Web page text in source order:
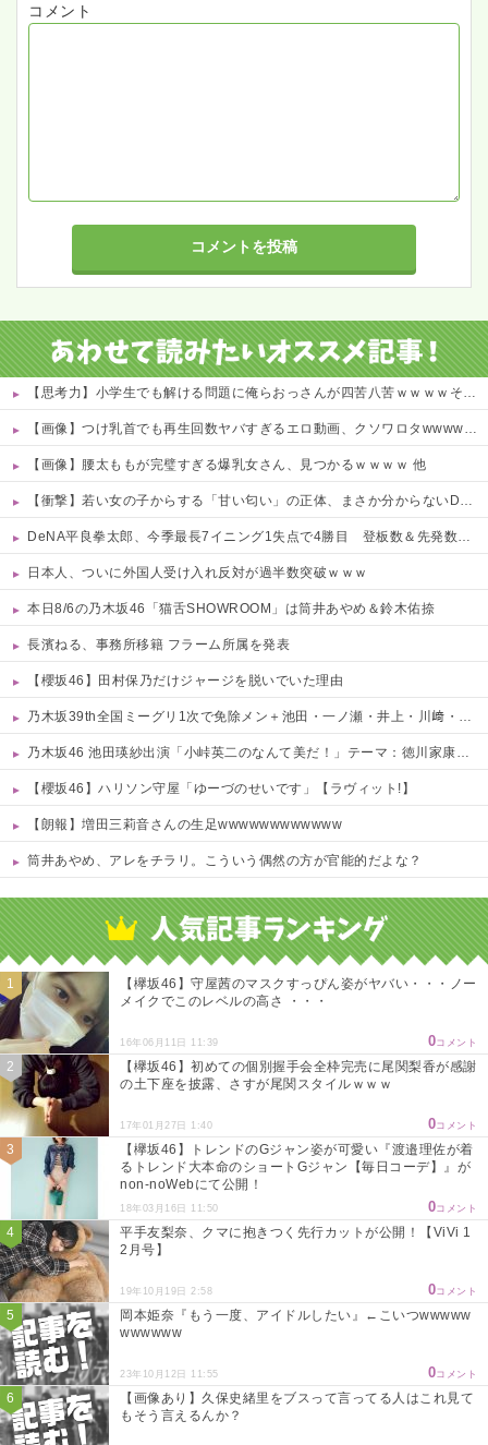
コメント
【思考力】小学生でも解ける問題に俺らおっさんが四苦八苦ｗｗｗｗその答えは？ｗ 他
【画像】つけ乳首でも再生回数ヤバすぎるエロ動画、クソワロタwwww 他
【画像】腰太ももが完璧すぎる爆乳女さん、見つかるｗｗｗｗ 他
【衝撃】若い女の子からする「甘い匂い」の正体、まさか分からないDTなんておらんよな？よな？w w w w w w w w w w w
DeNA平良拳太郎、今季最長7イニング1失点で4勝目 登板数＆先発数も自己最多タイ「残りも頑張りたい」
日本人、ついに外国人受け入れ反対が過半数突破ｗｗｗ
本日8/6の乃木坂46「猫舌SHOWROOM」は筒井あやめ＆鈴木佑捺
長濱ねる、事務所移籍 フラーム所属を発表
【櫻坂46】田村保乃だけジャージを脱いでいた理由
乃木坂39th全国ミーグリ1次で免除メン＋池田・一ノ瀬・井上・川﨑・菅原・中西が全完売
乃木坂46 池田瑛紗出演「小峠英二のなんて美だ！」テーマ：徳川家康【2025.8.5 24:00〜 TOKYO MX】
【櫻坂46】ハリソン守屋「ゆーづのせいです」【ラヴィット!】
【朗報】増田三莉音さんの生足wwwwwwwwwwww
筒井あやめ、アレをチラリ。こういう偶然の方が官能的だよな？
【欅坂46】守屋茜のマスクすっぴん姿がヤバい・・・ノー
メイクでこのレベルの高さ ・・・
16年06月11日 11:39 0コメント
【欅坂46】初めての個別握手会全枠完売に尾関梨香が感謝
の土下座を披露、さすが尾関スタイルｗｗｗ
17年01月27日 1:40 0コメント
【欅坂46】トレンドのGジャン姿が可愛い『渡邉理佐が着
るトレンド大本命のショートGジャン【毎日コーデ】』が
non-noWebにて公開！
18年03月16日 11:50 0コメント
平手友梨奈、クマに抱きつく先行カットが公開！【ViVi 1
2月号】
19年10月19日 2:58 0コメント
岡本姫奈『もう一度、アイドルしたい』←こいつwwwww
wwwwww
23年10月12日 11:55 0コメント
【画像あり】久保史緒里をブスって言ってる人はこれ見て
もそう言えるんか？